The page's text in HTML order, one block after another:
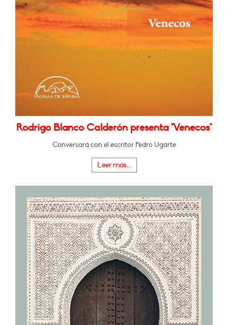
Rodrigo Blanco Calderón presenta "Venecos"
Conversará con el escritor Pedro Ugarte
Leer más...